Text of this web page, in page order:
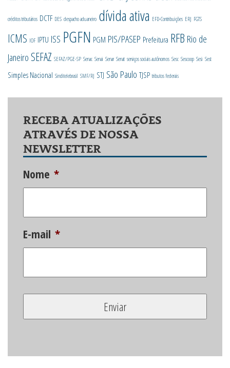
créditos tributários DCTF DES despacho aduaneiro dívida ativa EFD-Contribuições ERJ FGTS
ICMS IOF IPTU ISS PGFN PGM PIS/PASEP Prefeitura RFB Rio de
Janeiro SEFAZ SEFAZ/PGE-SP Senac Senai Senar Senat serviços sociais autônomos Sesc Sescoop Sesi Sest
Simples Nacional Sinditelebrasil SMF/RJ STJ São Paulo TJSP tributos federais
RECEBA ATUALIZAÇÕES
ATRAVÉS DE NOSSA
NEWSLETTER
Nome *
E-mail *